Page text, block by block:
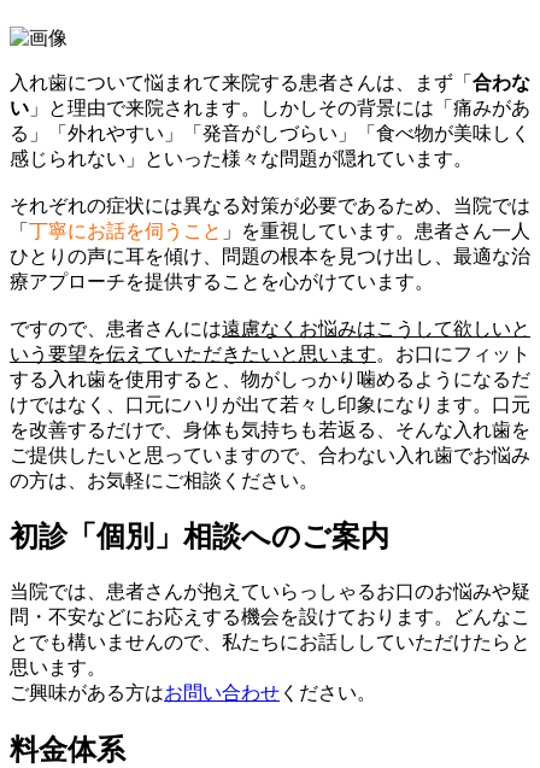
入れ歯について悩まれて来院する患者さんは、まず「 合わな
い 」と理由で来院されます。しかしその背景には「痛みがあ
る」「外れやすい」「発音がしづらい」「食べ物が美味しく
感じられない」といった様々な問題が隠れています。
それぞれの症状には異なる対策が必要であるため、当院では
「 丁寧にお話を伺うこと 」を重視しています。患者さん一人
ひとりの声に耳を傾け、問題の根本を見つけ出し、最適な治
療アプローチを提供することを心がけています。
ですので、患者さんには遠慮なくお悩みはこうして欲しいと
いう要望を伝えていただきたいと思います。お口にフィット
する入れ歯を使用すると、物がしっかり噛めるようになるだ
けではなく、口元にハリが出て若々し印象になります。口元
を改善するだけで、身体も気持ちも若返る、そんな入れ歯を
ご提供したいと思っていますので、合わない入れ歯でお悩み
の方は、お気軽にご相談ください。
初診「個別」相談へのご案内
当院では、患者さんが抱えていらっしゃるお口のお悩みや疑
問・不安などにお応えする機会を設けております。どんなこ
とでも構いませんので、私たちにお話ししていただけたらと
思います。
ご興味がある方はお問い合わせ ください。
料金体系